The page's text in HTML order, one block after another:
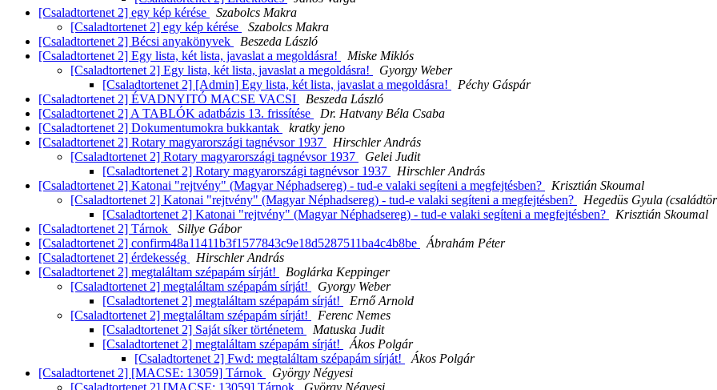
[Csaladtortenet 2] egy kép kérése
Szabolcs Makra
[Csaladtortenet 2] egy kép kérése
Szabolcs Makra
[Csaladtortenet 2] Bécsi anyakönyvek
Beszeda László
[Csaladtortenet 2] Egy lista, két lista, javaslat a megoldásra!
Miske Miklós
[Csaladtortenet 2] Egy lista, két lista, javaslat a megoldásra!
Gyorgy Weber
[Csaladtortenet 2] [Admin] Egy lista, két lista, javaslat a megoldásra!
Péchy Gáspár
[Csaladtortenet 2] ÉVADNYITÓ MACSE VACSI
Beszeda László
[Csaladtortenet 2] A TABLÓK adatbázis 13. frissítése
Dr. Hatvany Béla Csaba
[Csaladtortenet 2] Dokumentumokra bukkantak
kratky jeno
[Csaladtortenet 2] Rotary magyarországi tagnévsor 1937
Hirschler András
[Csaladtortenet 2] Rotary magyarországi tagnévsor 1937
Gelei Judit
[Csaladtortenet 2] Rotary magyarországi tagnévsor 1937
Hirschler András
[Csaladtortenet 2] Katonai "rejtvény" (Magyar Néphadsereg) - tud-e valaki segíteni a megfejtésben?
Krisztián Skoumal
[Csaladtortenet 2] Katonai "rejtvény" (Magyar Néphadsereg) - tud-e valaki segíteni a megfejtésben?
Hegedüs Gyula
[Csaladtortenet 2] Katonai "rejtvény" (Magyar Néphadsereg) - tud-e valaki segíteni a megfejtésben?
Krisztián Skoumal
[Csaladtortenet 2] Tárnok
Sillye Gábor
[Csaladtortenet 2] confirm48a11411b3f1577843c9e18d5287511ba4c4b8be
Ábrahám Péter
[Csaladtortenet 2] érdekesség
Hirschler András
[Csaladtortenet 2] megtaláltam szépapám sírját!
Boglárka Keppinger
[Csaladtortenet 2] megtaláltam szépapám sírját!
Gyorgy Weber
[Csaladtortenet 2] megtaláltam szépapám sírját!
Ernő Arnold
[Csaladtortenet 2] megtaláltam szépapám sírját!
Ferenc Nemes
[Csaladtortenet 2] Saját síker történetem
Matuska Judit
[Csaladtortenet 2] megtaláltam szépapám sírját!
Ákos Polgár
[Csaladtortenet 2] Fwd: megtaláltam szépapám sírját!
Ákos Polgár
[Csaladtortenet 2] [MACSE: 13059] Tárnok
György Négyesi